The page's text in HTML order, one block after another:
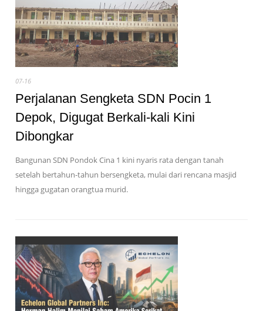
07-16
Perjalanan Sengketa SDN Pocin 1
Depok, Digugat Berkali-kali Kini
Dibongkar
Bangunan SDN Pondok Cina 1 kini nyaris rata dengan tanah
setelah bertahun-tahun bersengketa, mulai dari rencana masjid
hingga gugatan orangtua murid.